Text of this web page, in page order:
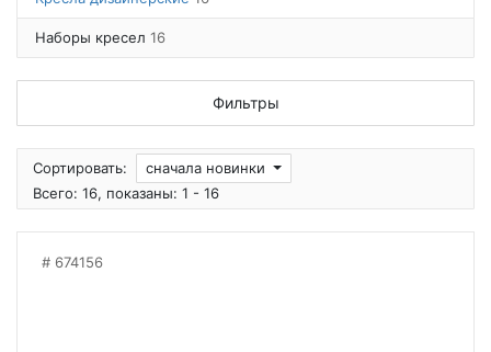
Наборы кресел 16
Фильтры
Сортировать:
сначала новинки
Всего: 16, показаны: 1 - 16
674156